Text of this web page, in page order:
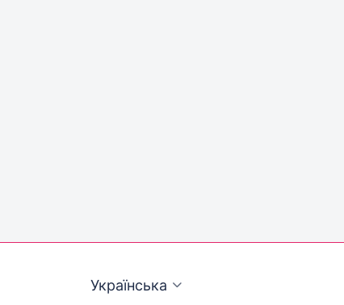
Українська